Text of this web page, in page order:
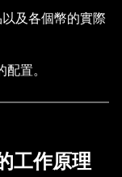
及各個幣的實際
置。
工作原理